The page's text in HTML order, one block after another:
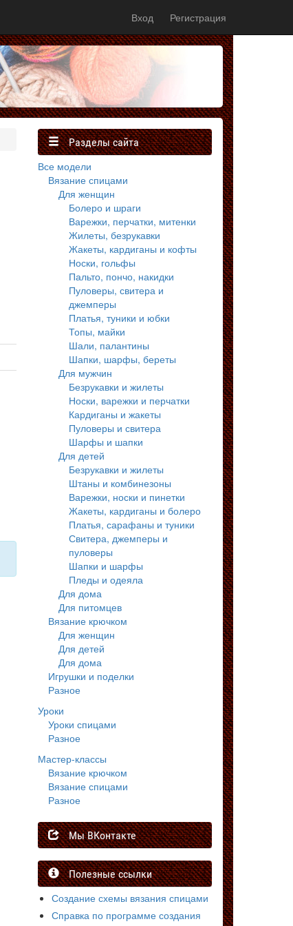
Вход Регистрация
Разделы сайта
Все модели
Вязание спицами
Для женщин
Болеро и шраги
Варежки, перчатки, митенки
Жилеты, безрукавки
Жакеты, кардиганы и кофты
Носки, гольфы
Пальто, пончо, накидки
Пуловеры, свитера и
джемперы
Платья, туники и юбки
Топы, майки
Шали, палантины
Шапки, шарфы, береты
Для мужчин
Безрукавки и жилеты
Носки, варежки и перчатки
Кардиганы и жакеты
Пуловеры и свитера
Шарфы и шапки
Для детей
Безрукавки и жилеты
Штаны и комбинезоны
Варежки, носки и пинетки
Жакеты, кардиганы и болеро
Платья, сарафаны и туники
Свитера, джемперы и
пуловеры
Шапки и шарфы
Пледы и одеяла
Для дома
Для питомцев
Вязание крючком
Для женщин
Для детей
Для дома
Игрушки и поделки
Разное
Уроки
Уроки спицами
Разное
Мастер-классы
Вязание крючком
Вязание спицами
Разное
Мы ВКонтакте
Полезные ссылки
Создание схемы вязания спицами
Справка по программе создания